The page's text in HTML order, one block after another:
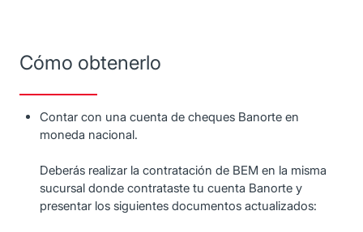
Cómo obtenerlo
Contar con una cuenta de cheques Banorte en
moneda nacional.
Deberás realizar la contratación de BEM en la misma
sucursal donde contrataste tu cuenta Banorte y
presentar los siguientes documentos actualizados: